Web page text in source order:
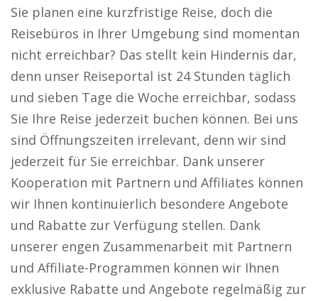
Sie planen eine kurzfristige Reise, doch die
Reisebüros in Ihrer Umgebung sind momentan
nicht erreichbar? Das stellt kein Hindernis dar,
denn unser Reiseportal ist 24 Stunden täglich
und sieben Tage die Woche erreichbar, sodass
Sie Ihre Reise jederzeit buchen können. Bei uns
sind Öffnungszeiten irrelevant, denn wir sind
jederzeit für Sie erreichbar. Dank unserer
Kooperation mit Partnern und Affiliates können
wir Ihnen kontinuierlich besondere Angebote
und Rabatte zur Verfügung stellen. Dank
unserer engen Zusammenarbeit mit Partnern
und Affiliate-Programmen können wir Ihnen
exklusive Rabatte und Angebote regelmäßig zur